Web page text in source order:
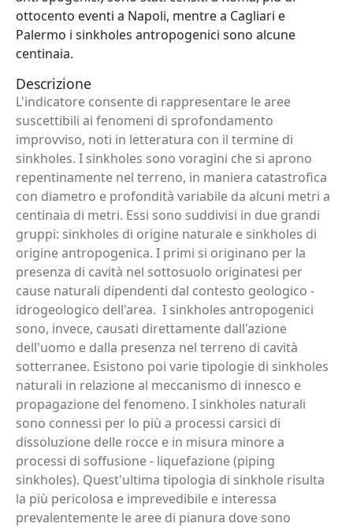
ottocento eventi a Napoli, mentre a Cagliari e
Palermo i sinkholes antropogenici sono alcune
centinaia.
Descrizione
L'indicatore consente di rappresentare le aree
suscettibili ai fenomeni di sprofondamento
improvviso, noti in letteratura con il termine di
sinkholes. I sinkholes sono voragini che si aprono
repentinamente nel terreno, in maniera catastrofica
con diametro e profondità variabile da alcuni metri a
centinaia di metri. Essi sono suddivisi in due grandi
gruppi: sinkholes di origine naturale e sinkholes di
origine antropogenica. I primi si originano per la
presenza di cavità nel sottosuolo originatesi per
cause naturali dipendenti dal contesto geologico -
idrogeologico dell'area. I sinkholes antropogenici
sono, invece, causati direttamente dall'azione
dell'uomo e dalla presenza nel terreno di cavità
sotterranee. Esistono poi varie tipologie di sinkholes
naturali in relazione al meccanismo di innesco e
propagazione del fenomeno. I sinkholes naturali
sono connessi per lo più a processi carsici di
dissoluzione delle rocce e in misura minore a
processi di soffusione - liquefazione (piping
sinkholes). Quest'ultima tipologia di sinkhole risulta
la più pericolosa e imprevedibile e interessa
prevalentemente le aree di pianura dove sono